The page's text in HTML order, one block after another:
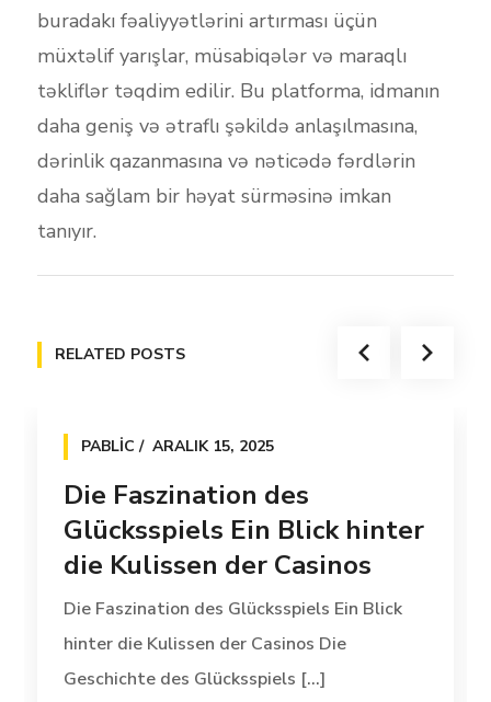
buradakı fəaliyyətlərini artırması üçün
müxtəlif yarışlar, müsabiqələr və maraqlı
təkliflər təqdim edilir. Bu platforma, idmanın
daha geniş və ətraflı şəkildə anlaşılmasına,
dərinlik qazanmasına və nəticədə fərdlərin
daha sağlam bir həyat sürməsinə imkan
tanıyır.
RELATED POSTS
PABLIC ARALIK 15, 2025
Die Faszination des
Glücksspiels Ein Blick hinter
die Kulissen der Casinos
Die Faszination des Glücksspiels Ein Blick
hinter die Kulissen der Casinos Die
Geschichte des Glücksspiels [...]